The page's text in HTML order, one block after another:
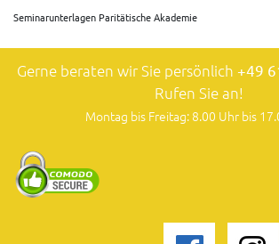
Seminarunterlagen Paritätische Akademie
Gerne beraten wir Sie persönlich +49
Rufen Sie an!
Montag bis Freitag: 8.00 Uhr bis